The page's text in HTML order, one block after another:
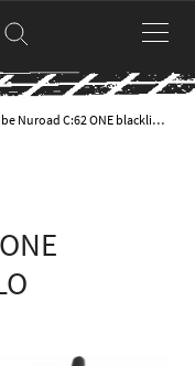
Cube Nuroad C:62 ONE blackline 2026 Kolo